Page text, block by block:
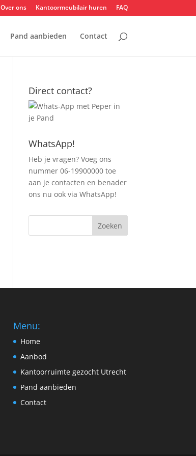
Over ons Kantoormeubilair huren FAQ
Pand aanbieden Contact
Direct contact?
WhatsApp!
Heb je vragen? Voeg ons
nummer 06-19900000 toe
aan je contacten en benader
ons nu ook via WhatsApp!
Menu:
Home
Aanbod
Kantoorruimte gezocht Utrecht
Pand aanbieden
Contact